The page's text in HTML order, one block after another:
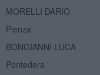
MORELLI DARIO
Pienza
BONGIANNI LUCA
Pontedera